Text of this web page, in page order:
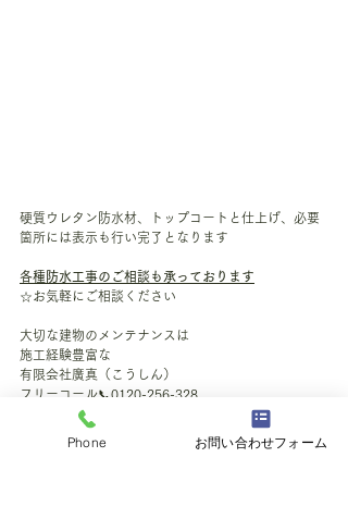
硬質ウレタン防水材、トップコートと仕上げ、必要
箇所には表示も行い完了となります
各種防水工事のご相談も承っております
☆お気軽にご相談ください
大切な建物のメンテナンスは
施工経験豊富な
有限会社廣真（こうしん）
フリーコール📞0120-256-328
担当：村松
Phone お問い合わせフォーム